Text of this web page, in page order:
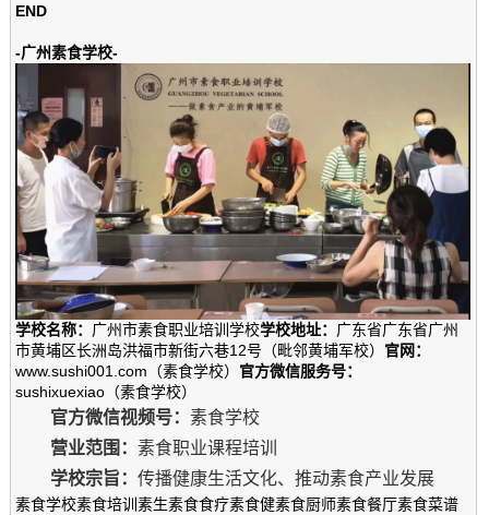
END
-广州素食学校-
学校名称： 广州市素食职业培训学校学校地址： 广东省广东省广州
市黄埔区长洲岛洪福市新街六巷12号（毗邻黄埔军校） 官网：
www.sushi001.com（素食学校） 官方微信服务号：
sushixuexiao（素食学校）
官方微信视频号：素食学校
营业范围：素食职业课程培训
学校宗旨：传播健康生活文化、推动素食产业发展
素食学校素食培训素生素食食疗素食健素食厨师素食餐厅素食菜谱